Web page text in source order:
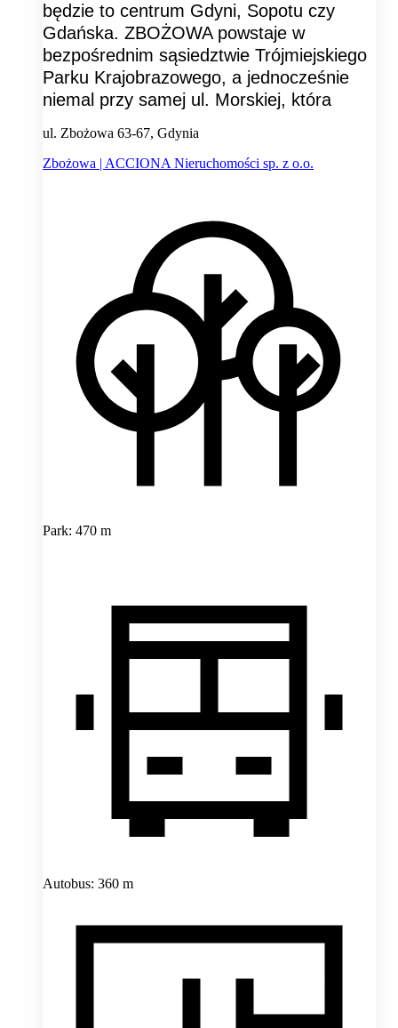
będzie to centrum Gdyni, Sopotu czy
Gdańska. ZBOŻOWA powstaje w
bezpośrednim sąsiedztwie Trójmiejskiego
Parku Krajobrazowego, a jednocześnie
niemal przy samej ul. Morskiej, która
ul. Zbożowa 63-67, Gdynia
Zbożowa | ACCIONA Nieruchomości sp. z o.o.
Park: 470 m
Autobus: 360 m